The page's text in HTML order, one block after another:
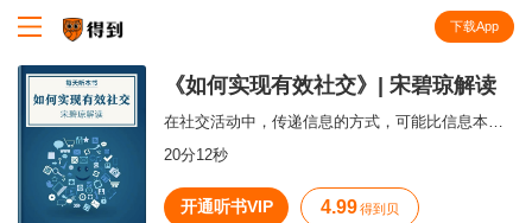
下载App
《如何实现有效社交》| 宋碧琼解读
在社交活动中，传递信息的方式，可能比信息本身的内容更为重要。
20分12秒
开通听书VIP 4.99 得到贝